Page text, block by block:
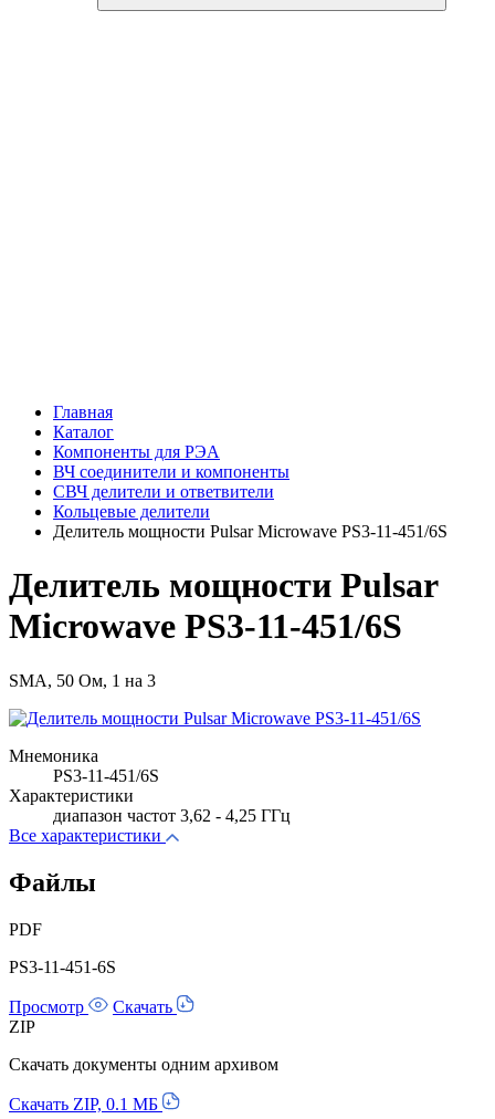
Главная
Каталог
Компоненты для РЭА
ВЧ соединители и компоненты
СВЧ делители и ответвители
Кольцевые делители
Делитель мощности Pulsar Microwave PS3-11-451/6S
Делитель мощности Pulsar
Microwave PS3-11-451/6S
SMA, 50 Ом, 1 на 3
Мнемоника
PS3-11-451/6S
Характеристики
диапазон частот 3,62 - 4,25 ГГц
Все характеристики
Файлы
PDF
PS3-11-451-6S
Просмотр
Скачать
ZIP
Скачать документы одним архивом
Скачать ZIP, 0.1 МБ